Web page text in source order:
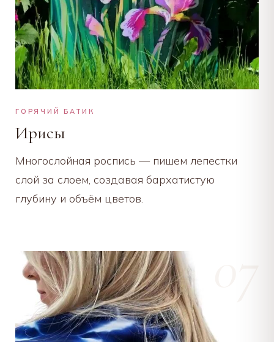
ГОРЯЧИЙ БАТИК
Ирисы
Многослойная роспись — пишем лепестки
слой за слоем, создавая бархатистую
глубину и объём цветов.